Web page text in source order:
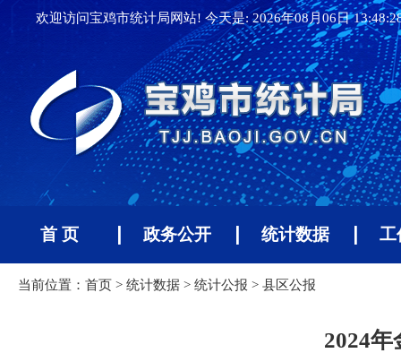
欢迎访问宝鸡市统计局网站! 今天是:2026年08月06日
首 页 政务公开 统计数据 工
当前位置： 首页 > 统计数据 > 统计公报 > 县区公报
2024